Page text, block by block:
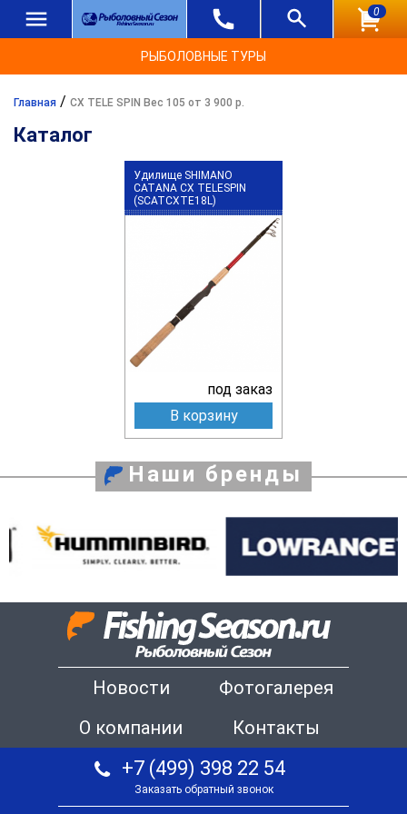
0
РЫБОЛОВНЫЕ ТУРЫ
Главная / CX TELE SPIN Вес 105 от 3 900 р.
Каталог
Удилище SHIMANO
CATANA CX TELESPIN
(SCATCXTE18L)
под заказ
В корзину
Наши бренды
Новости
Фотогалерея
О компании
Контакты
+7 (499) 398 22 54
Заказать обратный звонок